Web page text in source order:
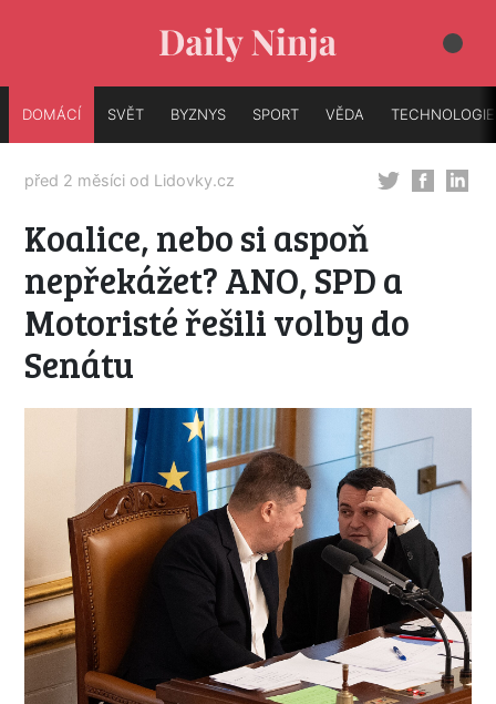
DOMÁCÍ SVĚT BYZNYS SPORT VĚDA TECHNOLOGIE
před 2 měsíci od Lidovky.cz
Koalice, nebo si aspoň
nepřekážet? ANO, SPD a
Motoristé řešili volby do
Senátu